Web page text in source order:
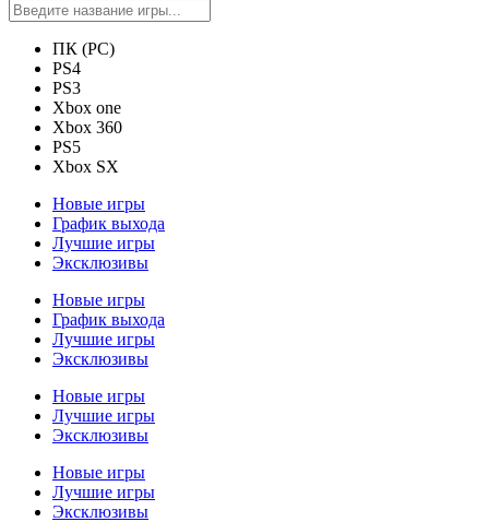
ПК (PC)
PS4
PS3
Xbox one
Xbox 360
PS5
Xbox SX
Новые игры
График выхода
Лучшие игры
Эксклюзивы
Новые игры
График выхода
Лучшие игры
Эксклюзивы
Новые игры
Лучшие игры
Эксклюзивы
Новые игры
Лучшие игры
Эксклюзивы